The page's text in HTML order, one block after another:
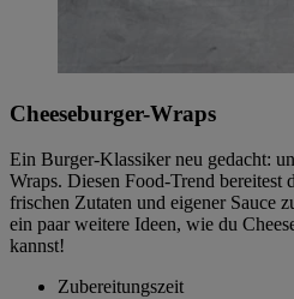
Cheeseburger-Wraps
Ein Burger-Klassiker neu gedacht:
Wraps. Diesen Food-Trend bereitest
frischen Zutaten und eigener Sauce
ein paar weitere Ideen, wie du
kannst!
Zubereitungszeit